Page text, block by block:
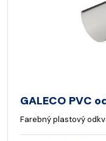
GALECO PVC
Farebný plastový